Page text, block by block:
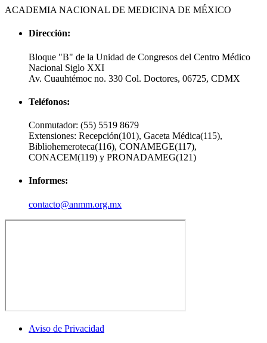
ACADEMIA NACIONAL DE MEDICINA DE MÉXICO
Dirección:
Bloque "B" de la Unidad de Congresos del Centro Médico
Nacional Siglo XXI
Av. Cuauhtémoc no. 330 Col. Doctores, 06725, CDMX
Teléfonos:
Conmutador: (55) 5519 8679
Extensiones: Recepción(101), Gaceta Médica(115),
Bibliohemeroteca(116), CONAMEGE(117),
CONACEM(119) y PRONADAMEG(121)
Informes:
contacto@anmm.org.mx
Aviso de Privacidad